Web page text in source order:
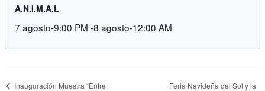
A.N.I.M.A.L
7 agosto-9:00 PM -8 agosto-12:00 AM
Inauguración Muestra “Entre
Feria Navideña del Sol y la